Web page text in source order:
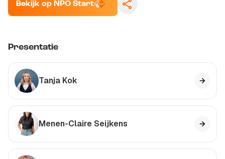
Bekijk op NPO Start
Presentatie
Tanja Kok
Menen-Claire Seijkens